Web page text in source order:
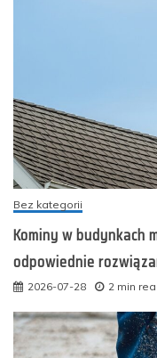
Bez kategorii
Kominy w budynkach
odpowiednie
2026-07-28 2 min